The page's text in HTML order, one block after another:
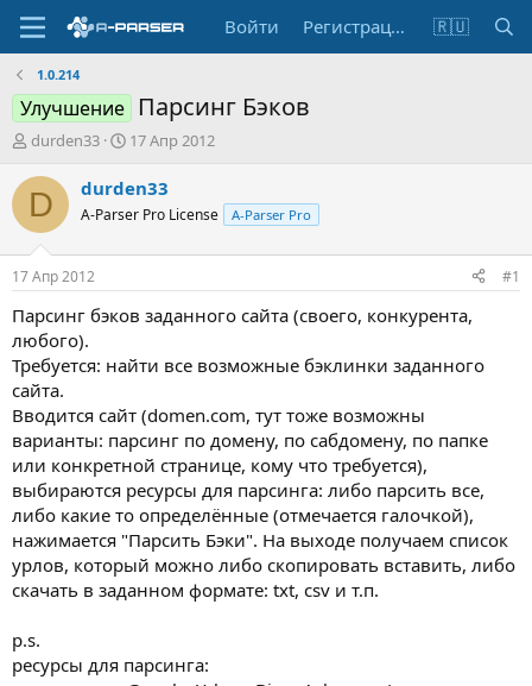
Войти Регистрация 🇷🇺
1.0.214
Улучшение Парсинг Бэков
А
т
т
е
м
ы
durden33
Д
т
н
а
л
17 Апр 2012
D durden33
A-Parser Pro License A-Parser Pro
17 Апр 2012 #1
Парсинг бэков заданного сайта (своего, конкурента,
любого).
Требуется: найти все возможные бэклинки заданного
сайта.
Вводится сайт (domen.com, тут тоже возможны
варианты: парсинг по домену, по сабдомену, по папке
или конкретной странице, кому что требуется),
выбираются ресурсы для парсинга: либо парсить все,
либо какие то определённые (отмечается галочкой),
нажимается "Парсить Бэки". На выходе получаем список
урлов, который можно либо скопировать вставить, либо
скачать в заданном формате: txt, csv и т.п.
p.s.
ресурсы для парсинга: